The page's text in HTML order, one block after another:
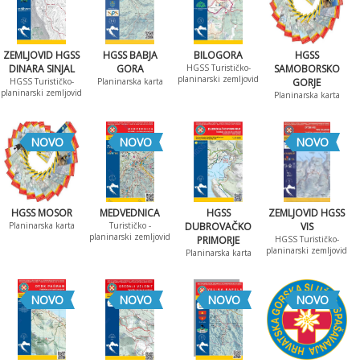
ZEMLJOVID HGSS
DINARA SINJAL
HGSS Turističko-
planinarski zemljovid
HGSS BABJA
GORA
Planinarska karta
BILOGORA
HGSS Turističko-
planinarski zemljovid
HGSS
SAMOBORSKO
GORJE
Planinarska karta
NOVO
HGSS MOSOR
Planinarska karta
NOVO
MEDVEDNICA
Turističko -
planinarski zemljovid
HGSS
DUBROVAČKO
PRIMORJE
Planinarska karta
NOVO
ZEMLJOVID HGSS
VIS
HGSS Turističko-
planinarski zemljovid
NOVO NOVO NOVO NOVO